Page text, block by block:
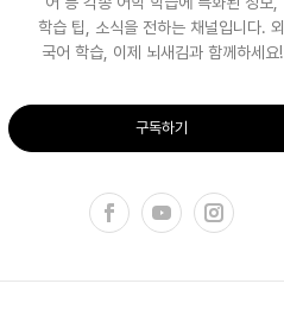
학습 팁, 소식을 전하는 채널입니다. 외
국어 학습, 이제 뇌새김과 함께하세요!
구독하기